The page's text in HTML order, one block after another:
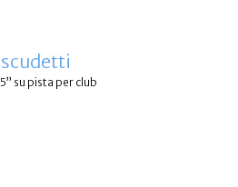
su pista per club